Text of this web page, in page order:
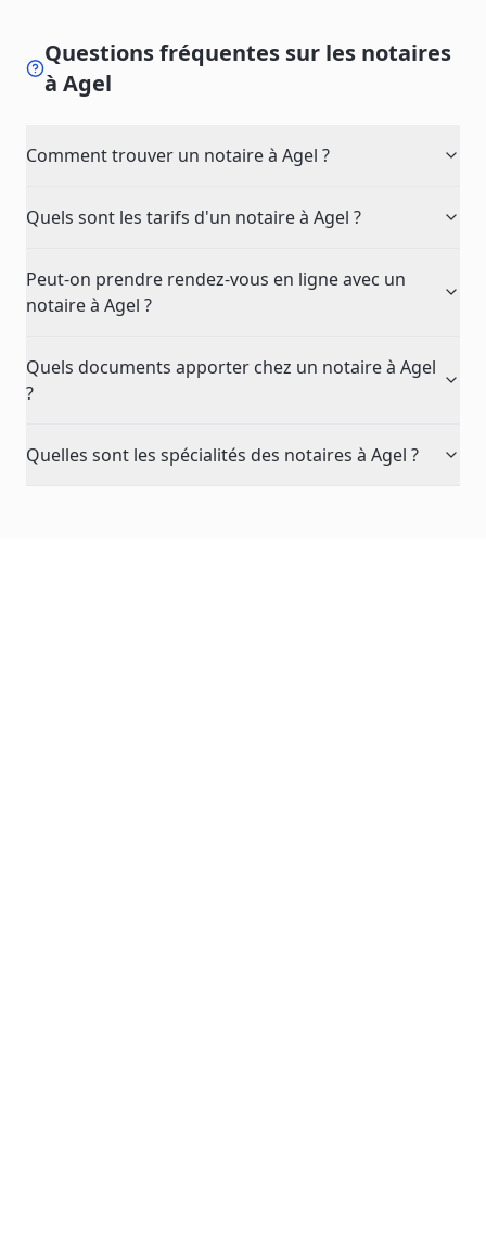
Questions fréquentes sur les notaires
àAgel
Comment trouver un notaire à Agel ?
Quels sont les tarifs d'un notaire à Agel ?
Peut-on prendre rendez-vous en ligne avec un
notaire à Agel ?
Quels documents apporter chez un notaire à Agel
?
Quelles sont les spécialités des notaires à Agel ?